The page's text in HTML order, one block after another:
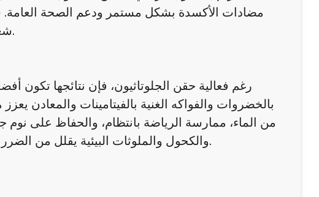
مضادات الأكسدة بشكل مستمر ودعم الصحة
شعور بالبرودة أثناء الحقن، وهي غالبًا مؤقتة وتزول بسرعة.
رغم فعالية حقن الجلوتاثيون، فإن نتائجها
بالخضروات والفواكه الغنية بالفيتامينات والمعادن
من الماء، ممارسة الرياضة بانتظام، والحفاظ على نوم
والكحول والملوثات البيئية يقلل من الضرر التأكسدي ويسمح للجلوتاثيون بالعمل بشكل أكثر فعالية.